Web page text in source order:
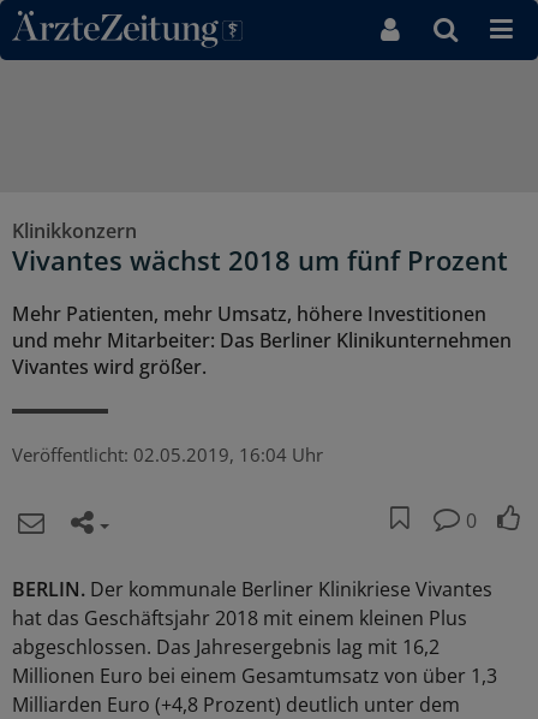
Direkt zum Inhaltsbereich
Klinikkonzern
Vivantes wächst 2018 um fünf Prozent
Mehr Patienten, mehr Umsatz, höhere Investitionen
und mehr Mitarbeiter: Das Berliner Klinikunternehmen
Vivantes wird größer.
Veröffentlicht: 02.05.2019, 16:04 Uhr
0
BERLIN. Der kommunale Berliner Klinikriese Vivantes
hat das Geschäftsjahr 2018 mit einem kleinen Plus
abgeschlossen. Das Jahresergebnis lag mit 16,2
Millionen Euro bei einem Gesamtumsatz von über 1,3
Milliarden Euro (+4,8 Prozent) deutlich unter dem